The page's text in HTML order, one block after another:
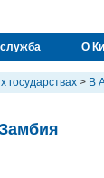
О
государствах > В